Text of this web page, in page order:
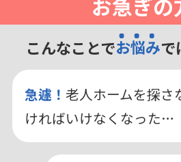
お急ぎの
こんなことでお悩みで
急遽！ 老人ホームを探さ
ければいけなくなった…